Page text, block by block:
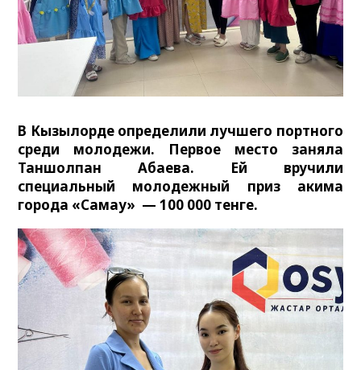
В Кызылорде определили лучшего портного
среди молодежи. Первое место заняла
Таншолпан Абаева. Ей вручили
специальный молодежный приз акима
города «Самғау» — 100 000 тенге.